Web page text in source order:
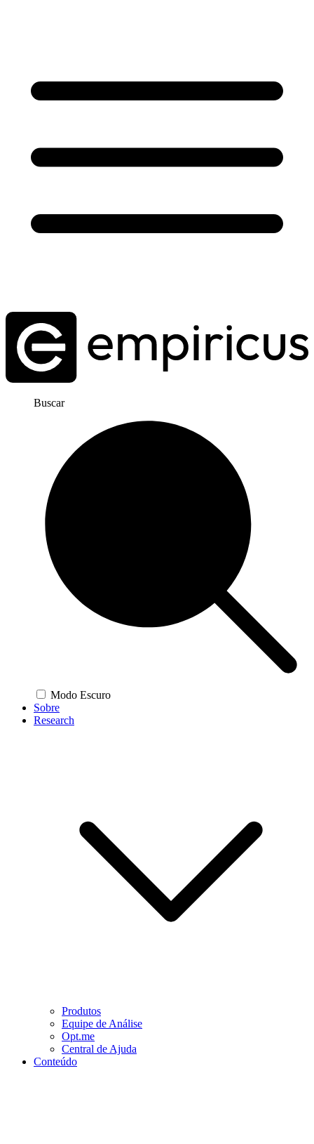
Buscar
Modo Escuro
Sobre
Research
Produtos
Equipe de Análise
Opt.me
Central de Ajuda
Conteúdo